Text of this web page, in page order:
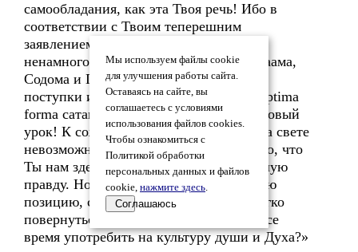
самообладания, как эта Твоя речь! Ибо в
соответствии с Твоим теперешним
заявлением мы поставлены в условия
ненамного лучше, чем во времена Авраама,
Содома и Гоморры. И все наши заботы,
поступки и действия есть целиком in optima
forma сатанинские. Друг, это очень суровый
урок! К сожалению, теперь ни за что на свете
невозможно заставить себя не видеть то, что
Ты нам здесь сейчас поведал самую голую
правду. Но как же теперь стать на такую
позицию, с которой можно было бы легко
повернуться ко всему миру спиной и все
время употребить на культуру души и Духа?»
Мы используем файлы cookie
для улучшения работы сайта.
Оставаясь на сайте, вы
соглашаетесь с условиями
использования файлов cookies.
Чтобы ознакомиться с
Политикой обработки
персональных данных и файлов
cookie, нажмите здесь.
Соглашаюсь